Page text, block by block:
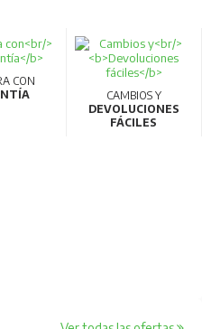
CON
CAMBIOS Y
DEVOLUCIONES
FÁCILES